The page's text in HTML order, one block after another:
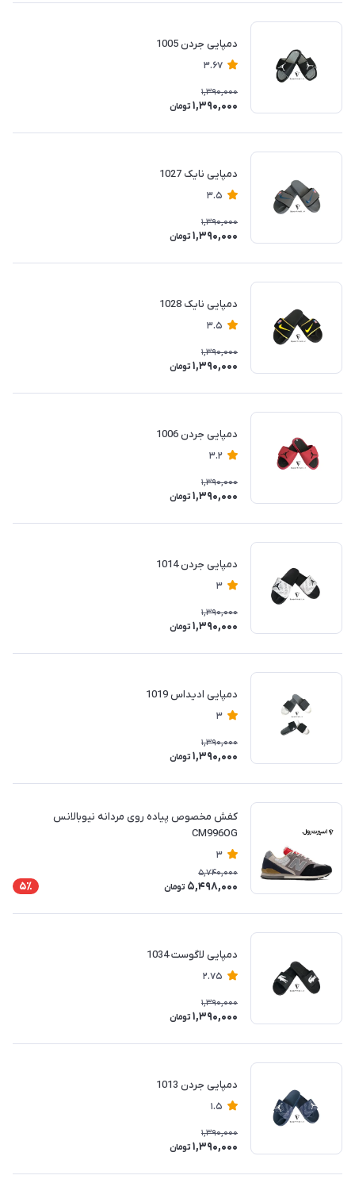
دمپایی جردن 1005
3.67
1,390,000
1,390,000 تومان
دمپایی نایک 1027
3.5
1,390,000
1,390,000 تومان
دمپایی نایک 1028
3.5
1,390,000
1,390,000 تومان
دمپایی جردن 1006
3.2
1,390,000
1,390,000 تومان
دمپایی جردن 1014
3
1,390,000
1,390,000 تومان
دمپایی ادیداس 1019
3
1,390,000
1,390,000 تومان
کفش مخصوص پیاده روی مردانه نیوبالانس
CM996OG
3
5,740,000
5,498,000 تومان 5٪
دمپایی لاگوست 1034
2.75
1,390,000
1,390,000 تومان
دمپایی جردن 1013
1.5
1,390,000
1,390,000 تومان